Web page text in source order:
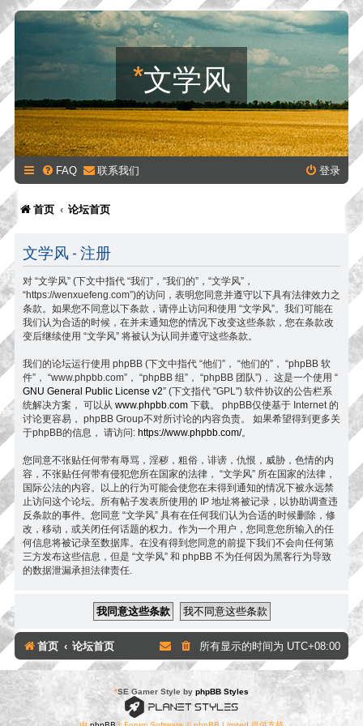
*文学风
FAQ 联系我们 登录
首页 论坛首页
文学风 - 注册
对 “文学风” (下文中指代 “我们”，“我们的”，“文学风”，
“https://wenxuefeng.com”)的访问，表明您同意并遵守以下具有法律效力之
条款。如果您不同意以下条款，请停止访问和使用 “文学风”。我们可能在
我们认为合适的时候，在并未通知您的情况下改变这些条款，您在条款改
变后继续使用 “文学风” 将被认为认同并遵守这些条款。
我们的论坛运行使用 phpBB (下文中指代 “他们”， “他们的”， “phpBB 软
件”， “www.phpbb.com”， “phpBB 组”， “phpBB 团队”)， 这是一个使用 “
GNU General Public License v2” (下文指代 "GPL") 软件协议的公告栏系
统解决方案， 可以从 www.phpbb.com 下载。 phpBB仅使基于 Internet 的
讨论更容易， phpBB Group不对所讨论的内容负责。 如果希望得到更多关
于phpBB的信息， 请访问: https://www.phpbb.com/。
您同意不张贴任何带有辱骂，淫秽，粗俗，诽谤，仇恨，威胁，色情的内
容，不张贴任何带有侵犯您所在国家的法律， “文学风” 所在国家的法律，
国际公法的内容。以上的行为可能会使您在未得到通知的情况下被永远禁
止访问这个论坛。所有帖子发表所使用的 IP 地址将被记录，以协助调查违
反条款的事件。您同意 “文学风” 具有在任何我们认为合适的时候删除，修
改，移动，或关闭任何话题的权力。作为一个用户，您同意您所输入的任
何信息将被记录至数据库。在没有得到您同意的前提下我们不会向任何第
三方发布这些信息，但是 “文学风” 和 phpBB 不为任何因为黑客行为导致
的数据泄漏承担法律责任.
首页 论坛首页 所有显示的时间为 UTC+08:00
*SE Gamer Style by phpBB Styles